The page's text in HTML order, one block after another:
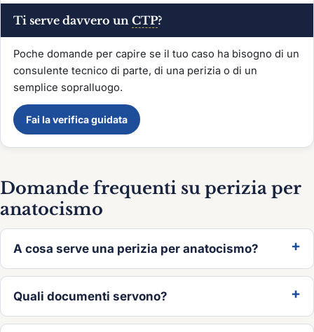
Ti serve davvero un CTP?
Poche domande per capire se il tuo caso ha bisogno di un
consulente tecnico di parte, di una perizia o di un
semplice sopralluogo.
Fai la verifica guidata
Domande frequenti su perizia per
anatocismo
A cosa serve una perizia per anatocismo?
Quali documenti servono?